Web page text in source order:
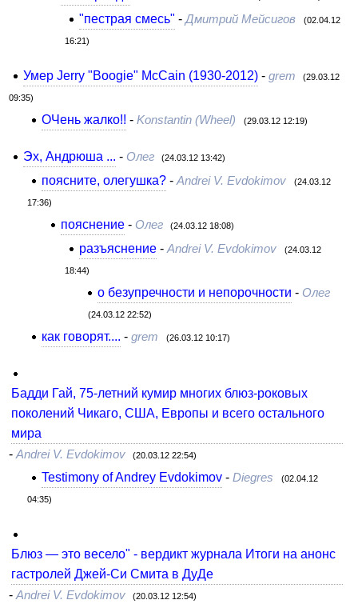
"пестрая смесь" - Дмитрий Мейсигов (02.04.12
16:21)
Умер Jerry "Boogie" McCain (1930-2012)- grem (29.03.12
09:35)
ОЧень жалко!! -Konstantin (Wheel) (29.03.12 12:19)
Эх, Андрюша ... - Олег (24.03.12 13:42)
поясните, олегушка? -Andrei V. Evdokimov (24.03.12
17:36)
пояснение- Олег (24.03.12 18:08)
разъяснение- Andrei V. Evdokimov (24.03.12
18:44)
о безупречности и непорочности - Олег
(24.03.12 22:52)
как говорят.... -grem (26.03.12 10:17)
Бадди Гай, 75-летний кумир многих блюз-роковых
поколений Чикаго, США, Европы и всего остального
мира
- Andrei V. Evdokimov (20.03.12 22:54)
Testimony of Andrey Evdokimov -Diegres (02.04.12
04:35)
Блюз — это весело" - вердикт журнала Итоги на анонс
гастролей Джей-Си Смита в ДуДе
- Andrei V. Evdokimov (20.03.12 12:54)